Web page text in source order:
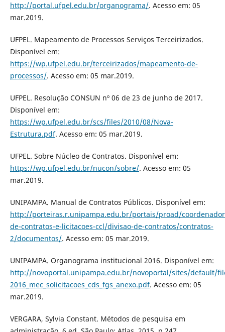
http://portal.ufpel.edu.br/organograma/. Acesso em: 05
mar.2019.
UFPEL. Mapeamento de Processos Serviços Terceirizados.
Disponível em:
https://wp.ufpel.edu.br/terceirizados/mapeamento-de-
processos/. Acesso em: 05 mar.2019.
UFPEL. Resolução CONSUN nº 06 de 23 de junho de 2017.
Disponível em:
https://wp.ufpel.edu.br/scs/files/2010/08/Nova-
Estrutura.pdf. Acesso em: 05 mar.2019.
UFPEL. Sobre Núcleo de Contratos. Disponível em:
https://wp.ufpel.edu.br/nucon/sobre/. Acesso em: 05
mar.2019.
UNIPAMPA. Manual de Contratos Públicos. Disponível em:
http://porteiras.r.unipampa.edu.br/portais/proad/
de-contratos-e-licitacoes-ccl/divisao-de-contratos/contratos-
2/documentos/. Acesso em: 05 mar.2019.
UNIPAMPA. Organograma institucional 2016. Disponível em:
http://novoportal.unipampa.edu.br/novoportal/sites/default/
2016_mec_solicitacoes_cds_fgs_anexo.pdf. Acesso em: 05
mar.2019.
VERGARA, Sylvia Constant. Métodos de pesquisa em